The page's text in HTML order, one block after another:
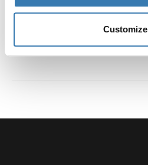
Customize
Hillerstorp, Suécia
Website: www.thule.com